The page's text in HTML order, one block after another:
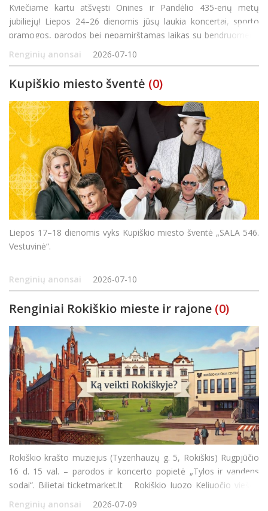
Kviečiame kartu atšvęsti Onines ir Pandėlio 435-erių metų
jubiliejų! Liepos 24–26 dienomis jūsų laukia koncertai, sporto
pramogos, parodos bei nepamirštamas laikas su bendruomene
– švęskime kartu!
Renginių anonsai 2026-07-10
Kupiškio miesto šventė (0)
Liepos 17–18 dienomis vyks Kupiškio miesto šventė „SALA 546.
Vestuvinė“.
Renginių anonsai 2026-07-10
Renginiai Rokiškio mieste ir rajone (0)
Rokiškio krašto muziejus (Tyzenhauzų g. 5, Rokiškis) Rugpjūčio
16 d. 15 val. – parodos ir koncerto popietė „Tylos ir vandens
sodai“. Bilietai ticketmarket.lt Rokiškio Juozo Keliuočio viešoji
biblioteka Rugpjūčio 1 d. 14 val. Deguči
Renginių anonsai 2026-07-09